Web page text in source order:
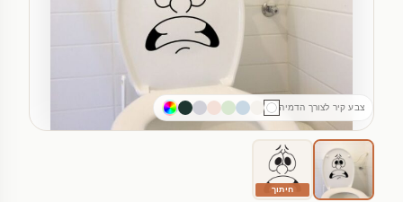
צבע קיר לצורך הדמיה
חיתוך